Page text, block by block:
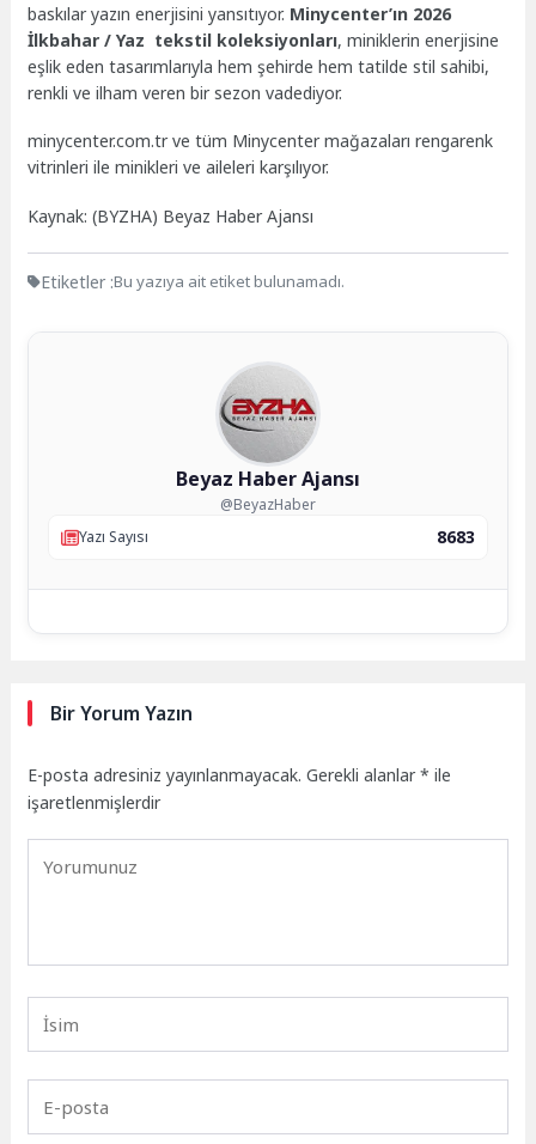
baskılar yazın enerjisini yansıtıyor. Minycenter’ın 2026
İlkbahar / Yaz tekstil koleksiyonları, miniklerin enerjisine
eşlik eden tasarımlarıyla hem şehirde hem tatilde stil sahibi,
renkli ve ilham veren bir sezon vadediyor.
minycenter.com.tr ve tüm Minycenter mağazaları rengarenk
vitrinleri ile minikleri ve aileleri karşılıyor.
Kaynak: (BYZHA) Beyaz Haber Ajansı
Etiketler :Bu yazıya ait etiket bulunamadı.
Beyaz Haber Ajansı
@BeyazHaber
Yazı Sayısı
8683
Bir Yorum Yazın
E-posta adresiniz yayınlanmayacak. Gerekli alanlar* ile
işaretlenmişlerdir